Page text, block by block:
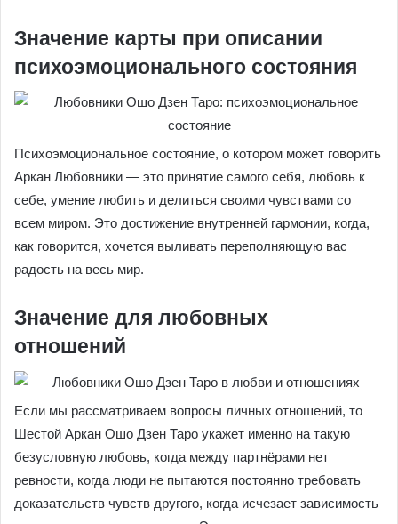
Значение карты при описании
психоэмоционального состояния
Психоэмоциональное состояние, о котором может говорить
Аркан Любовники — это принятие самого себя, любовь к
себе, умение любить и делиться своими чувствами со
всем миром. Это достижение внутренней гармонии, когда,
как говорится, хочется выливать переполняющую вас
радость на весь мир.
Значение для любовных
отношений
Если мы рассматриваем вопросы личных отношений, то
Шестой Аркан Ошо Дзен Таро укажет именно на такую
безусловную любовь, когда между партнёрами нет
ревности, когда люди не пытаются постоянно требовать
доказательств чувств другого, когда исчезает зависимость